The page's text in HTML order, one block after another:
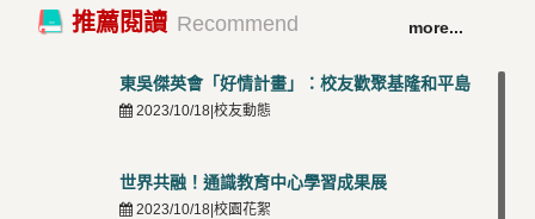
TOP
卓越永續校園 東吳大學連奪 ISO 14001、45001 及
50001三大國際驗證殊榮
推薦閱讀 Recommend more...
東吳傑英會「好情計畫」：校友歡聚基隆和平島
2023/10/18|校友動態
世界共融！通識教育中心學習成果展
2023/10/18|校園花絮